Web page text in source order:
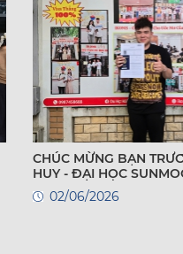
CHÚC MỪNG BẠN
HUY - ĐẠI HỌC
QUỐC
02/06/2026